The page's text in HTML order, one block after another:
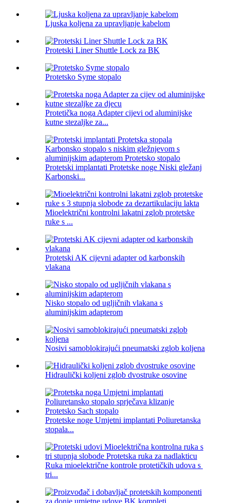
Ljuska koljena za upravljanje kabelom
Protetski Liner Shuttle Lock za BK
Protetsko Syme stopalo
Protetička noga Adapter cijevi od aluminijske
kutne stezaljke za...
Protetski implantati Protetske noge Niski gležanj
Karbonski...
Mioelektrični kontrolni lakatni zglob protetske
ruke s ...
Protetski AK cijevni adapter od karbonskih
vlakana
Nisko stopalo od ugljičnih vlakana s
aluminijskim adapterom
Nosivi samoblokirajući pneumatski zglob koljena
Hidraulički koljeni zglob dvostruke osovine
Protetske noge Umjetni implantati Poliuretanska
stopala...
Ruka mioelektrične kontrole protetičkih udova s ​​
tri...